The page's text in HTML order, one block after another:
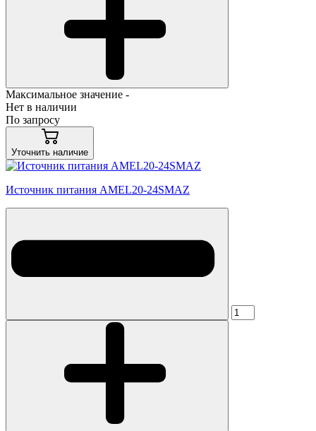
Максимальное значение -
Нет в наличии
По запросу
Уточнить наличие
Источник питания AMEL20-24SMAZ